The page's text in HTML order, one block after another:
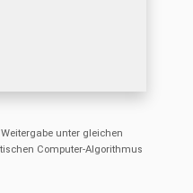
unter gleichen
Computer-Algorithmus